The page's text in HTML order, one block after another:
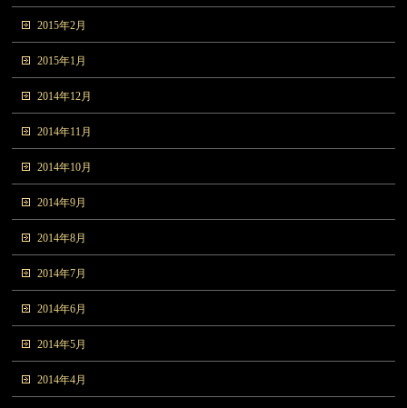
2015年2月
2015年1月
2014年12月
2014年11月
2014年10月
2014年9月
2014年8月
2014年7月
2014年6月
2014年5月
2014年4月